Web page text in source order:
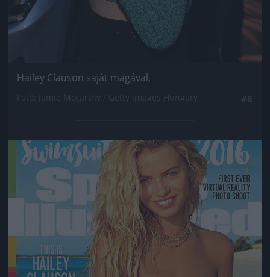
Hailey Clauson saját magával.
Jön még kép!